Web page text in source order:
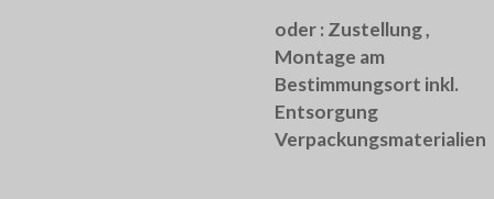
oder : Zustellung ,
Montage am
Bestimmungsort inkl.
Entsorgung
Verpackungsmaterialien